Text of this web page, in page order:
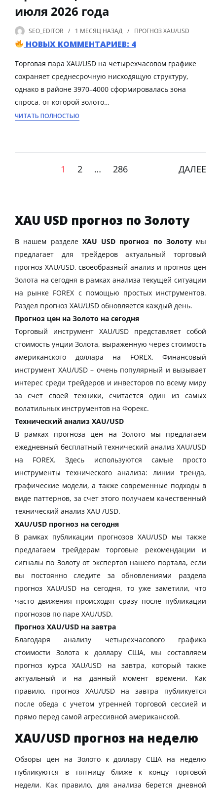
июля 2026 года
SEO_EDITOR 1 МЕСЯЦ НАЗАД ПРОГНОЗ XAU/USD
НОВЫХ КОММЕНТАРИЕВ: 4
Торговая пара XAU/USD на четырехчасовом графике
сохраняет среднесрочную нисходящую структуру,
однако в районе 3970–4000 сформировалась зона
спроса, от которой золото…
ЧИТАТЬ ПОЛНОСТЬЮ
1 2 … 286 ДАЛЕЕ
XAU USD прогноз по Золоту
В нашем разделе XAU USD прогноз по Золотумы
предлагает для трейдеров актуальный торговый
прогноз XAU/USD, своеобразный анализ и прогноз цен
Золота на сегодня в рамках анализа текущей ситуации
на рынке FOREX с помощью простых инструментов.
Раздел прогноз XAU/USD обновляется каждый день.
Прогноз цен на Золото на сегодня
Торговый инструмент XAU/USD представляет собой
стоимость унции Золота, выраженную через стоимость
американского доллара на FOREX. Финансовый
инструмент XAU/USD – очень популярный и вызывает
интерес среди трейдеров и инвесторов по всему миру
за счет своей техники, считается один из самых
волатильных инструментов на Форекс.
Технический анализ XAU/USD
В рамках прогноза цен на Золото мы предлагаем
ежедневный бесплатный технический анализ XAU/USD
на FOREX. Здесь используются самые просто
инструменты технического анализа: линии тренда,
графические модели, а также современные подходы в
виде паттернов, за счет этого получаем качественный
технический анализ XAU /USD.
XAU/USD прогноз на сегодня
В рамках публикации прогнозов XAU/USD мы также
предлагаем трейдерам торговые рекомендации и
сигналы по Золоту от экспертов нашего портала, если
вы постоянно следите за обновлениями раздела
прогноз XAU/USD на сегодня, то уже заметили, что
часто движения происходят сразу после публикации
прогнозов по паре XAU/USD.
Прогноз XAU/USD на завтра
Благодаря анализу четырехчасового графика
стоимости Золота к доллару США, мы составляем
прогноз курса XAU/USD на завтра, который также
актуальный и на данный момент времени. Как
правило, прогноз XAU/USD на завтра публикуется
после обеда с учетом утренней торговой сессией и
прямо перед самой агрессивной американской.
XAU/USD прогноз на неделю
Обзоры цен на Золото к доллару США на неделю
публикуются в пятницу ближе к концу торговой
недели. Как правило, для анализа берется дневной